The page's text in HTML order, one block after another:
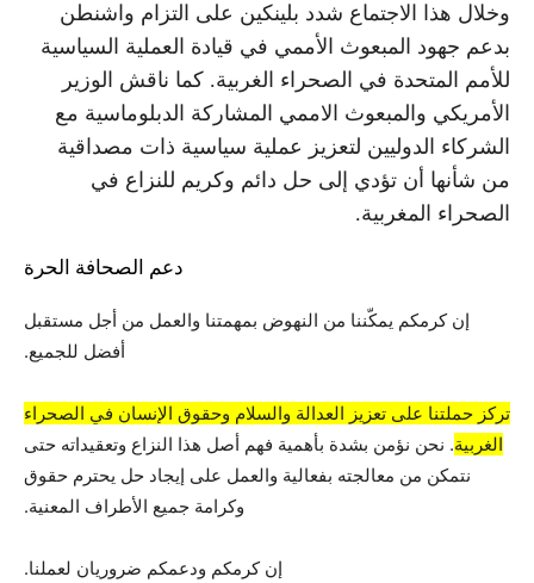
وخلال هذا الاجتماع شدد بلينكين على التزام واشنطن
بدعم جهود المبعوث الأممي في قيادة العملية السياسية
للأمم المتحدة في الصحراء الغربية. كما ناقش الوزير
الأمريكي والمبعوث الاممي المشاركة الدبلوماسية مع
الشركاء الدوليين لتعزيز عملية سياسية ذات مصداقية
من شأنها أن تؤدي إلى حل دائم وكريم للنزاع في
الصحراء المغربية.
دعم الصحافة الحرة
إن كرمكم يمكّننا من النهوض بمهمتنا والعمل من أجل مستقبل
أفضل للجميع.
تركز حملتنا على تعزيز العدالة والسلام وحقوق الإنسان في الصحراء
الغربية. نحن نؤمن بشدة بأهمية فهم أصل هذا النزاع وتعقيداته حتى
نتمكن من معالجته بفعالية والعمل على إيجاد حل يحترم حقوق
وكرامة جميع الأطراف المعنية.
إن كرمكم ودعمكم ضروريان لعملنا.